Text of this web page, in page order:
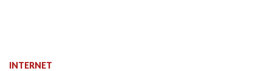
INTERNET